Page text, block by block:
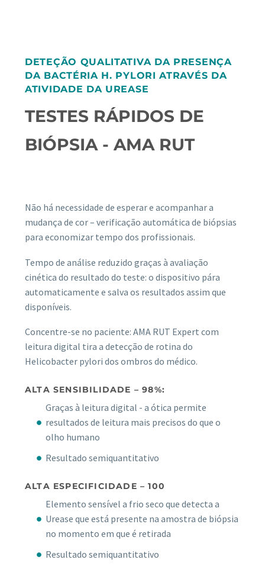
DETEÇÃO QUALITATIVA DA PRESENÇA
DA BACTÉRIA H. PYLORI ATRAVÉS DA
ATIVIDADE DA UREASE
TESTES RÁPIDOS DE
BIÓPSIA - AMA RUT
Não há necessidade de esperar e acompanhar a
mudança de cor – verificação automática de biópsias
para economizar tempo dos profissionais.
Tempo de análise reduzido graças à avaliação
cinética do resultado do teste: o dispositivo pára
automaticamente e salva os resultados assim que
disponíveis.
Concentre-se no paciente: AMA RUT Expert com
leitura digital tira a detecção de rotina do
Helicobacter pylori dos ombros do médico.
ALTA SENSIBILIDADE – 98%:
Graças à leitura digital - a ótica permite
resultados de leitura mais precisos do que o
olho humano
Resultado semiquantitativo
ALTA ESPECIFICIDADE – 100
Elemento sensível a frio seco que detecta a
Urease que está presente na amostra de biópsia
no momento em que é retirada
Resultado semiquantitativo